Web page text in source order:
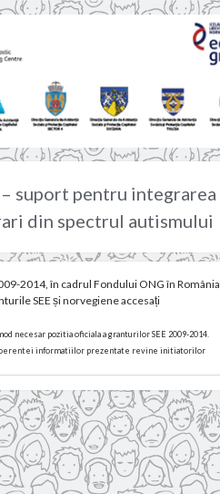
suport pentru integrarea
din spectrul autismului
2014, în cadrul Fondului ONG în România.
SEE și norvegiene accesați
necesar pozitia oficiala a granturilor SEE 2009-2014.
informatiilor prezentate revine initiatorilor